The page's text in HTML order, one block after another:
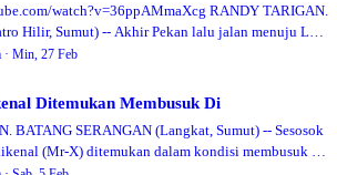
watch?v=36ppAMmaXcg RANDY TARIGAN.
Hilir, Sumut) -- Akhir Pekan lalu jalan menuju Laja
…
Min, 27 Feb
Ditemukan Membusuk Di
BATANG SERANGAN (Langkat, Sumut) -- Sesosok
(Mr-X) ditemukan dalam kondisi membusuk di